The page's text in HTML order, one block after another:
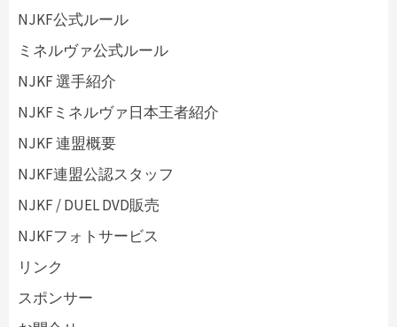
NJKF公式ルール
ミネルヴァ公式ルール
NJKF 選手紹介
NJKFミネルヴァ日本王者紹介
NJKF 連盟概要
NJKF連盟公認スタッフ
NJKF / DUEL DVD販売
NJKFフォトサービス
リンク
スポンサー